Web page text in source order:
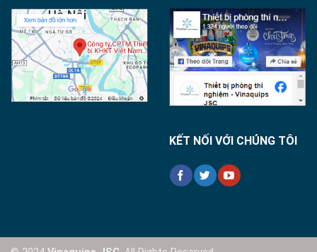
KẾT NỐI VỚI CHÚNG TÔI